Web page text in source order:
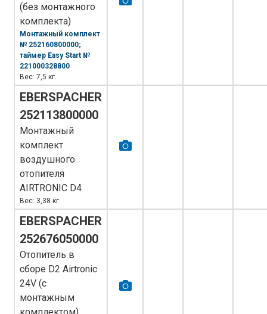
(без монтажного
комплекта)
Монтажный комплект
№ 252160800000;
таймер Easy Start №
221000328800
Вес: 7,5 кг.
EBERSPACHER
252113800000
Монтажный
комплект
воздушного
отопителя
AIRTRONIC D4
Вес: 3,38 кг.
EBERSPACHER
252676050000
Отопитель в
сборе D2 Airtronic
24V (с
монтажным
комплектом)